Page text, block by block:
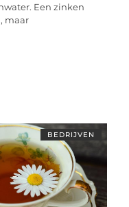
Een zinken
maar
BEDRIJVEN